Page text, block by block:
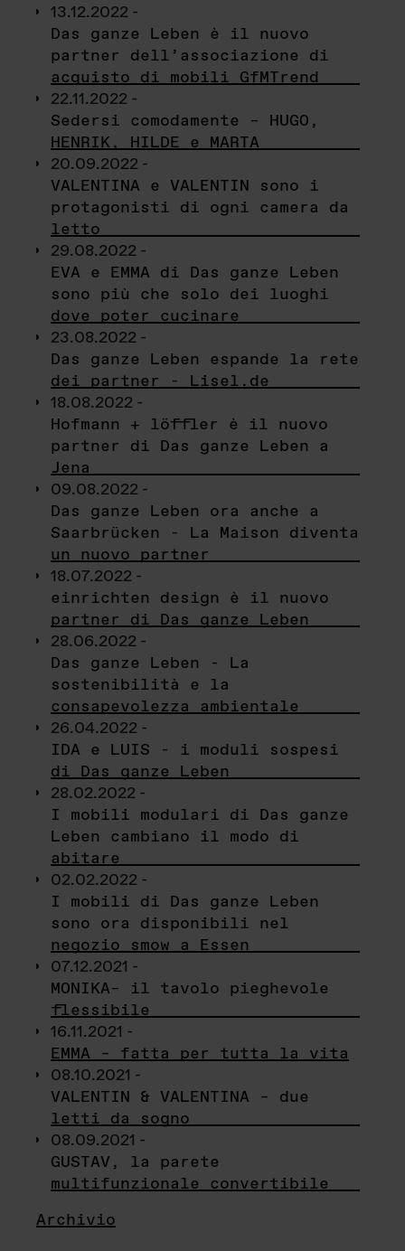
13.12.2022 -
Das ganze Leben è il nuovo
partner dell’associazione di
acquisto di mobili GfMTrend
22.11.2022 -
Sedersi comodamente – HUGO,
HENRIK, HILDE e MARTA
20.09.2022 -
VALENTINA e VALENTIN sono i
protagonisti di ogni camera da
letto
29.08.2022 -
EVA e EMMA di Das ganze Leben
sono più che solo dei luoghi
dove poter cucinare
23.08.2022 -
Das ganze Leben espande la rete
dei partner - Lisel.de
18.08.2022 -
Hofmann + löffler è il nuovo
partner di Das ganze Leben a
Jena
09.08.2022 -
Das ganze Leben ora anche a
Saarbrücken - La Maison diventa
un nuovo partner
18.07.2022 -
einrichten design è il nuovo
partner di Das ganze Leben
28.06.2022 -
Das ganze Leben - La
sostenibilità e la
consapevolezza ambientale
26.04.2022 -
IDA e LUIS - i moduli sospesi
di Das ganze Leben
28.02.2022 -
I mobili modulari di Das ganze
Leben cambiano il modo di
abitare
02.02.2022 -
I mobili di Das ganze Leben
sono ora disponibili nel
negozio smow a Essen
07.12.2021 -
MONIKA– il tavolo pieghevole
flessibile
16.11.2021 -
EMMA – fatta per tutta la vita
08.10.2021 -
VALENTIN & VALENTINA – due
letti da sogno
08.09.2021 -
GUSTAV, la parete
multifunzionale convertibile
Archivio